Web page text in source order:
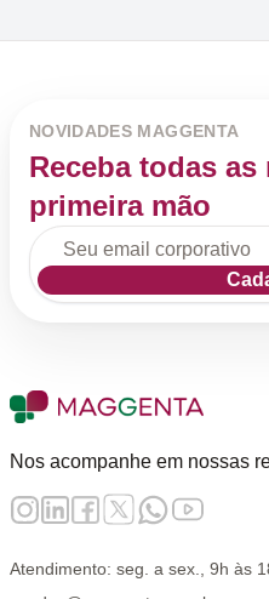
NOVIDADES MAGGENTA
Receba todas
primeira mão
Nos acompanhe em nossas
Atendimento: seg. a sex., 9h às